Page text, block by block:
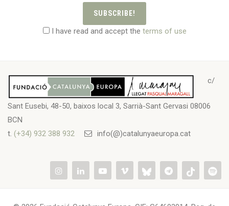
SUBSCRIBE!
I have read and accept the terms of use
c/
Sant Eusebi, 48-50, baixos local 3, Sarrià-Sant Gervasi 08006
BCN
t. (+34) 932 388 932 info(@)catalunyaeuropa.cat